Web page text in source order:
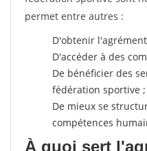
permet entre autres :
D'obtenir
D'accéder à des
De bénéficier des
fédération sportive ;
De mieux se
compétences
À quoi sert